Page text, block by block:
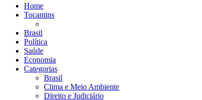
Home
Tocantins
Brasil
Política
Saúde
Economia
Categorias
Brasil
Clima e Meio Ambiente
Direito e Judiciário